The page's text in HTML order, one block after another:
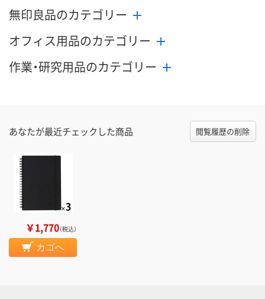
無印良品のカテゴリー
オフィス用品のカテゴリー
作業・研究用品のカテゴリー
あなたが最近チェックした商品 閲覧履歴の削除
￥1,770（税込）
カゴへ